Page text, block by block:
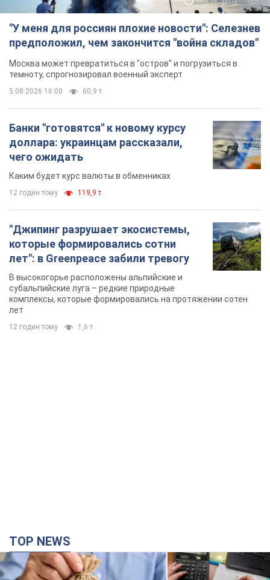
"У меня для россиян плохие новости": Селезнев
предположил, чем закончится "война складов"
Москва может превратиться в "остров" и погрузиться в
темноту, спрогнозировал военный эксперт
5.08.2026 16:00 60,9 т.
Банки "готовятся" к новому курсу
доллара: украинцам рассказали,
чего ожидать
Каким будет курс валюты в обменниках
12 годин тому 119,9 т.
"Джипинг разрушает экосистемы,
которые формировались сотни
лет": в Greenpeace забили тревогу
В высокогорье расположены альпийские и
субальпийские луга – редкие природные
комплексы, которые формировались на протяжении сотен
лет
12 годин тому 1,6 т.
TOP NEWS